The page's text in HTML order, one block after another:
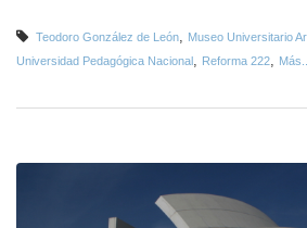
Teodoro González de León, Museo Universitario
Universidad Pedagógica Nacional , Reforma 222,